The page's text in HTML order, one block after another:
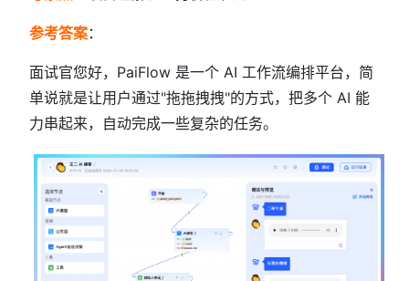
参考答案：
面试官您好，PaiFlow 是一个 AI 工作流编排平台，简
单说就是让用户通过"拖拖拽拽"的方式，把多个 AI 能
力串起来，自动完成一些复杂的任务。